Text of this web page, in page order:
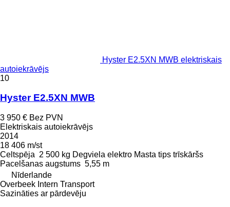
Hyster E2.5XN MWB elektriskais
autoiekrāvējs
10
Hyster E2.5XN MWB
3 950 € Bez PVN
Elektriskais autoiekrāvējs
2014
18 406 m/st
Celtspēja 2 500 kg Degviela elektro Masta tips trīskāršs
Pacelšanas augstums 5,55 m
Nīderlande
Overbeek Intern Transport
Sazināties ar pārdevēju